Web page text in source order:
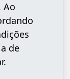
Ao
de